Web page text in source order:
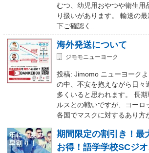
むつ、幼児用おやつや衛生用
り扱いがあります。 輸送の
下ご確認く..
海外発送について
ジモモニューヨーク
投稿: Jimomo ニューヨーク
の中、不安を抱えながら日々
多くいると思われます。 長
ルスとの戦いですが、ヨーロ
各国でマスクに対するあり方
期間限定の割引き！最
お得！語学学校SCジ